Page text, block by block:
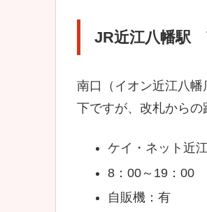
JR近江八幡駅
南口（イオン近江八
下ですが、改札からの
ケイ・ネット近
8：00～19：00
自販機：有